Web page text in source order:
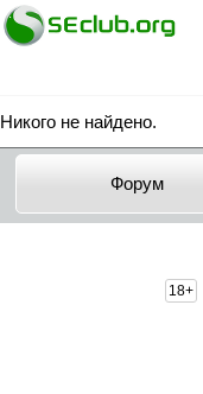
Никого не найдено.
Форум
18+